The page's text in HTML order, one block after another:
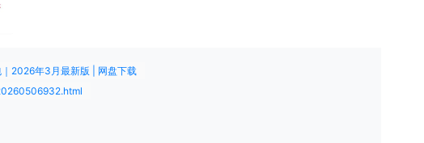
2026年3月最新版 | 网盘下载